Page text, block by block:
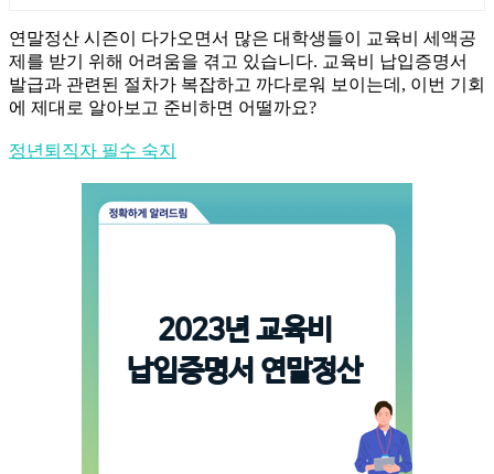
연말정산 시즌이 다가오면서 많은 대학생들이 교육비 세액공
제를 받기 위해 어려움을 겪고 있습니다. 교육비 납입증명서
발급과 관련된 절차가 복잡하고 까다로워 보이는데, 이번 기회
에 제대로 알아보고 준비하면 어떨까요?
정년퇴직자 필수 숙지